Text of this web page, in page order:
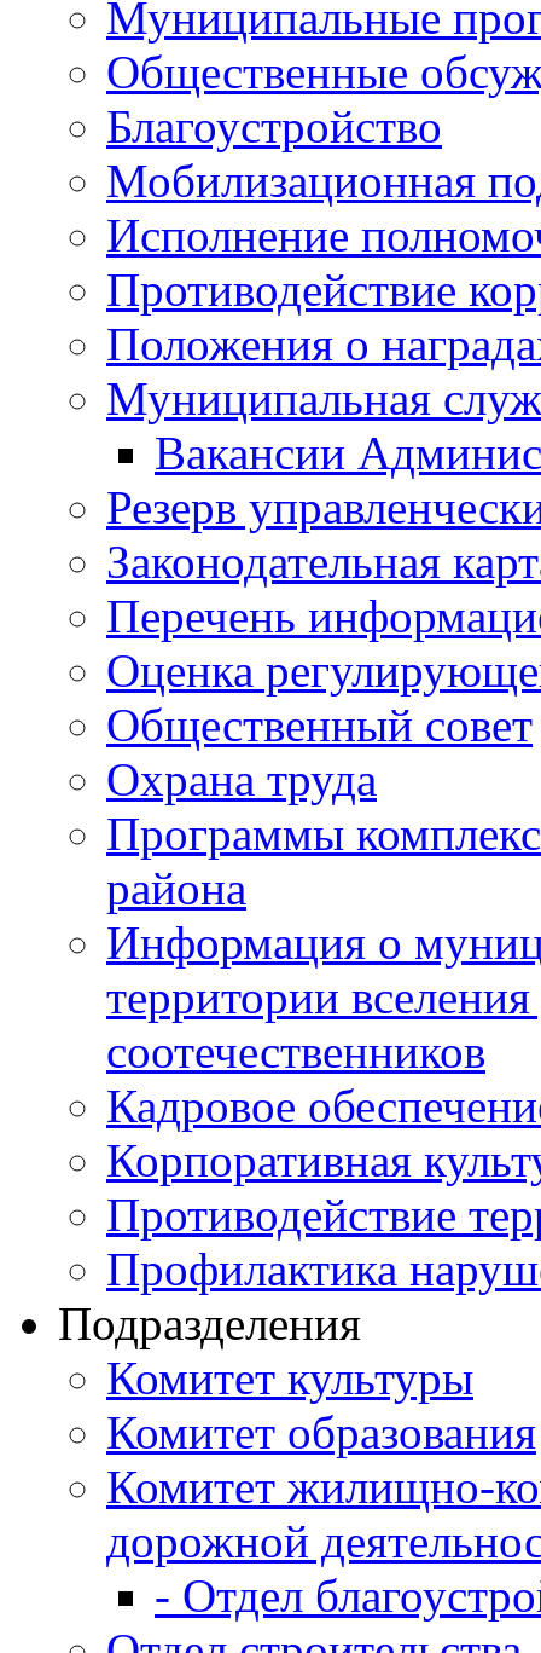
Муниципальные
Общественные
Благоустройство
Мобилизационная
Исполнение
Противодействие
Положения о
Муниципальная
Вакансии
Резерв
Законодательная
Перечень
Оценка
Общественный совет
Охрана труда
Программы
района
Информация о
территории
соотечественников
Кадровое
Корпоративная
Противодействие
Профилактика
Подразделения
Комитет культуры
Комитет образования
Комитет жилищно-
дорожной
- Отдел